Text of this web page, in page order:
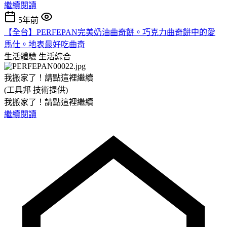
繼續閱讀
5年前
【全台】PERFEPAN完美奶油曲奇餅。巧克力曲奇餅中的愛
馬仕。地表最好吃曲奇
生活體驗 生活綜合
我搬家了！請點這裡繼續
(工具邦 技術提供)
我搬家了！請點這裡繼續
繼續閱讀